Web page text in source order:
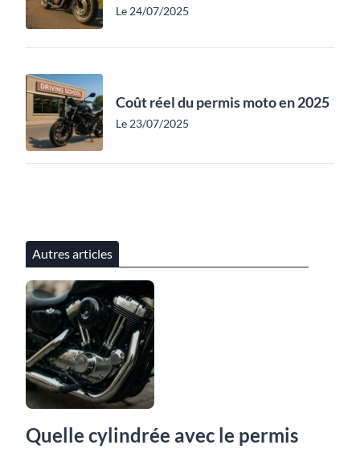
Le 24/07/2025
Coût réel du permis moto en 2025
Le 23/07/2025
Autres articles
Quelle cylindrée avec le permis